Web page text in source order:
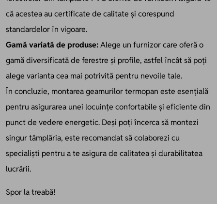
că acestea au certificate de calitate și corespund
standardelor în vigoare.
Gamă variată de produse:Alege un furnizor care oferă o
gamă diversificată de ferestre și profile, astfel încât să poți
alege varianta cea mai potrivită pentru nevoile tale.
În concluzie, montarea geamurilor termopan este esențială
pentru asigurarea unei locuințe confortabile și eficiente din
punct de vedere energetic. Deși poți încerca să montezi
singur tâmplăria, este recomandat să colaborezi cu
specialiști pentru a te asigura de calitatea și durabilitatea
lucrării.
Spor la treabă!